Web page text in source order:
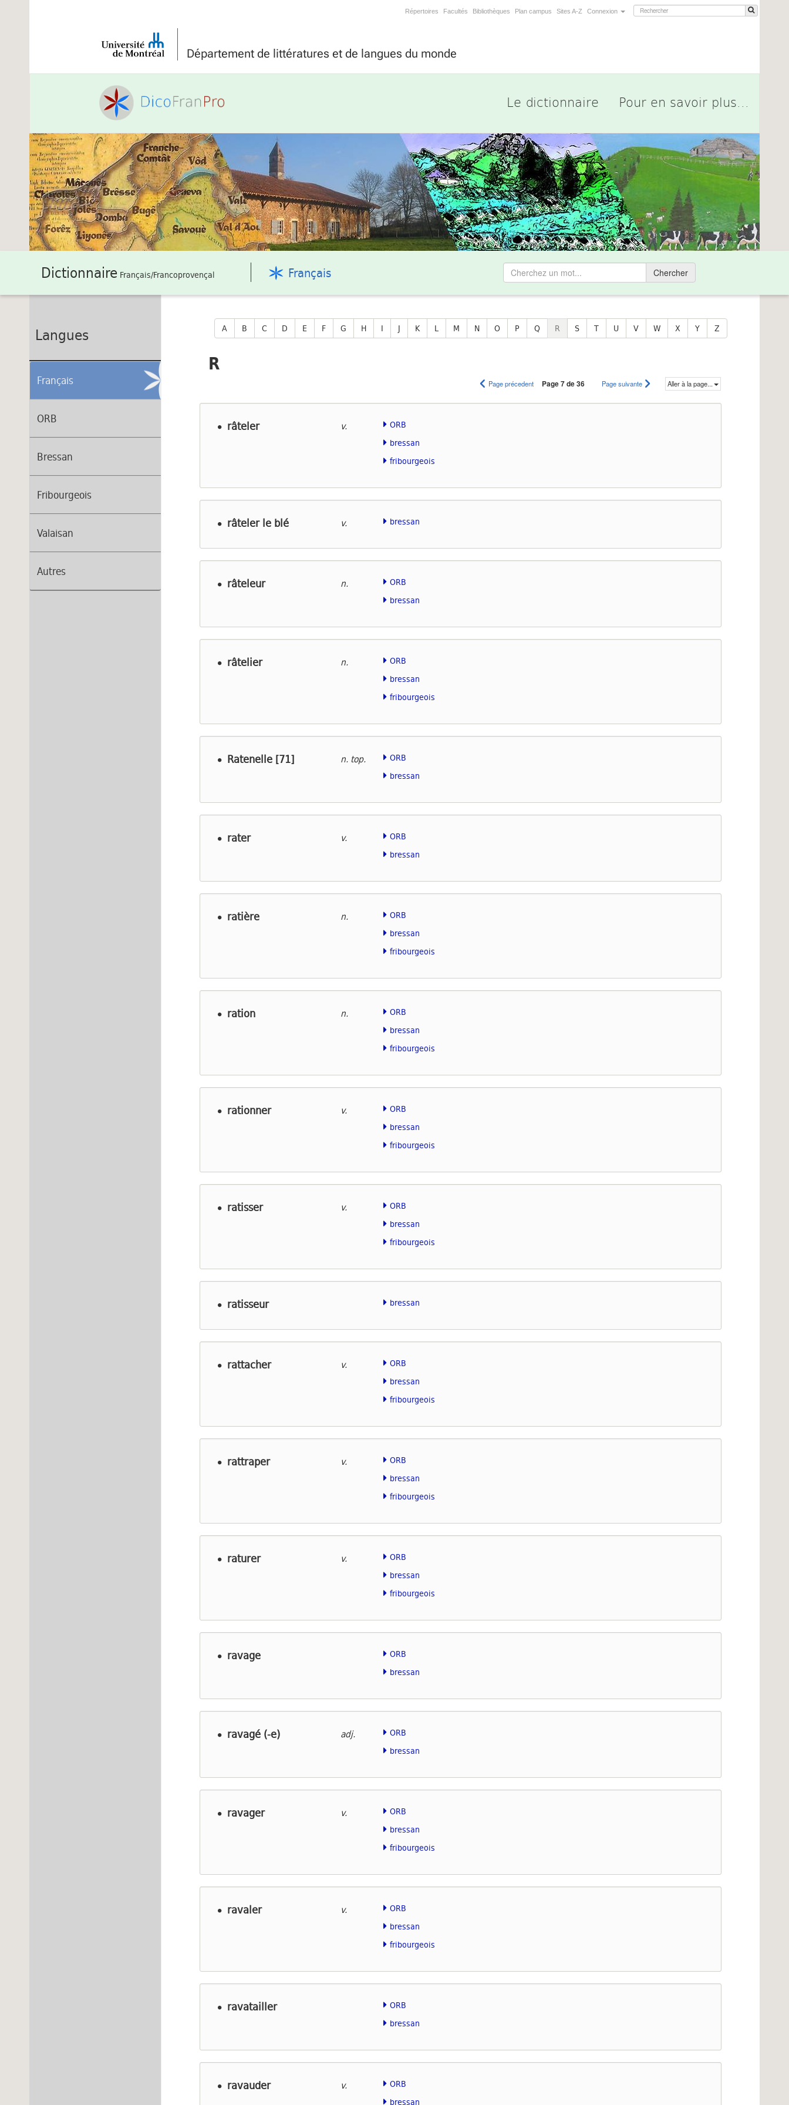
Répertoires Facultés Bibliothèques Plan campus Sites A-Z Connexion
Département de littératures et de langues du monde
Pour en savoir plus...
Le dictionnaire
Dictionnaire Français/Francoprovençal Français Chercher
Langues
Français
ORB
Bressan
Fribourgeois
Valaisan
Autres
A B C D E F G H I J K L M N O P Q R S T U V W X Y Z
R
Page précedent Page 7 de 36 Page suivante Aller à la page...
râteler v.
ORB
bressan
fribourgeois
râteler le blé v. bressan
râteleur n.
ORB
bressan
râtelier n.
ORB
bressan
fribourgeois
Ratenelle [71] n. top.
ORB
bressan
rater v.
ORB
bressan
ratière n.
ORB
bressan
fribourgeois
ration n.
ORB
bressan
fribourgeois
rationner v.
ORB
bressan
fribourgeois
ratisser v.
ORB
bressan
fribourgeois
ratisseur bressan
rattacher v.
ORB
bressan
fribourgeois
rattraper v.
ORB
bressan
fribourgeois
raturer v.
ORB
bressan
fribourgeois
ravage
ORB
bressan
ravagé (-e) adj.
ORB
bressan
ravager v.
ORB
bressan
fribourgeois
ravaler v.
ORB
bressan
fribourgeois
ravatailler
ORB
bressan
ravauder v.
ORB
bressan